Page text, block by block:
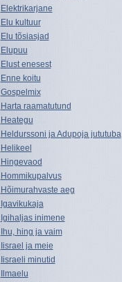
Elektrikarjane
Elu kultuur
Elu tõsiasjad
Elupuu
Elust enesest
Enne koitu
Gospelmix
Harta raamatutund
Heategu
Heldurssoni ja Adupoja jututuba
Helikeel
Hingevaod
Hommikupalvus
Hõimurahvaste aeg
Igavikukaja
Igihaljas inimene
Ihu, hing ja vaim
Iisrael ja meie
Iisraeli minutid
Ilmaelu